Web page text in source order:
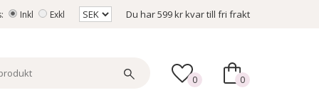
Inkl Exkl Du har599 krkvar till fri frakt
0 0